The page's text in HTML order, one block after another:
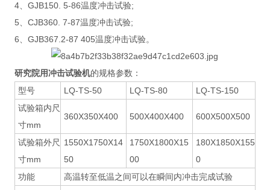
4、GJB150. 5-86温度冲击试验;
5、CJB360. 7-87温度冲击试验;
6、GJB367.2-87 405温度冲击试验。
研究院用冲击试验机的规格参数：
型号
LQ-TS-50 LQ-TS-80
LQ-TS-150
试验箱内尺
寸mm
360X350X400 500X400X400 600X500X500
试验箱外尺
寸mm
1550X1750X14
50
1750X1800X15
00
180X1850X155
0
功能
高温转至低温之间可以在瞬间内冲击完成试验